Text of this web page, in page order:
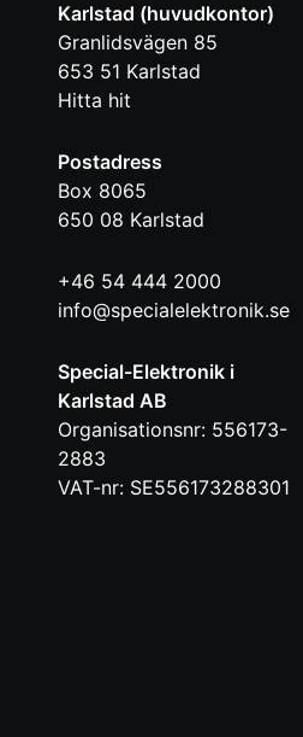
Karlstad (huvudkontor)
Granlidsvägen 85
653 51 Karlstad
Hitta hit
Postadress
Box 8065
650 08 Karlstad
+46 54 444 2000
info@specialelektronik.se
Special-Elektronik i
Karlstad AB
Organisationsnr: 556173-
2883
VAT-nr: SE556173288301